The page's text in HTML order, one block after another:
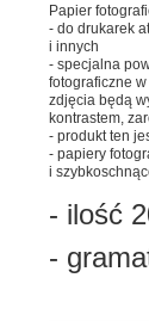
Papier
- do drukarek
i innych
- specjalna
fotograficzne
zdjęcia będą
kontrastem,
- produkt ten
- papiery
i
- ilość
-